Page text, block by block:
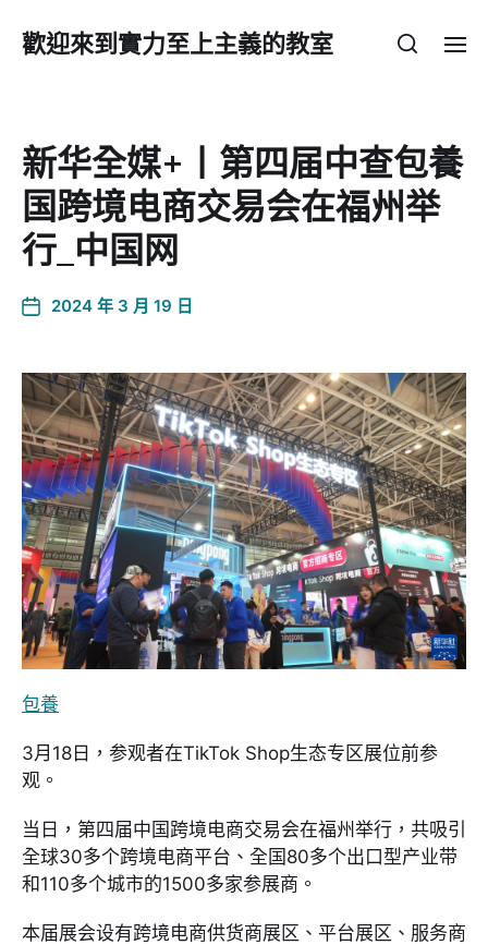
歡迎來到實力至上主義的教室
新华全媒+丨第四届中查包養
国跨境电商交易会在福州举
行_中国网
2024 年 3 月 19 日
包養
3月18日，参观者在TikTok Shop生态专区展位前参
观。
当日，第四届中国跨境电商交易会在福州举行，共吸引
全球30多个跨境电商平台、全国80多个出口型产业带
和110多个城市的1500多家参展商。
本届展会设有跨境电商供货商展区、平台展区、服务商